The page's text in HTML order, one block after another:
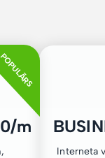
m
Interneta